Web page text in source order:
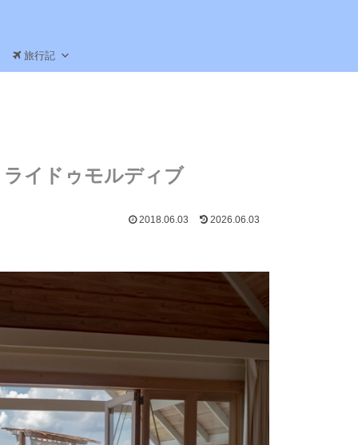
旅行記
イドゥモルディブ
2018.06.03 2026.06.03